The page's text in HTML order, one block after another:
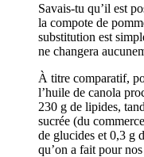
Savais-tu qu’il est
la compote de
substitution est
ne changera
À titre comparatif,
l’huile de canola
230 g de lipides,
sucrée (du
de glucides et 0,3 g
qu’on a fait pour